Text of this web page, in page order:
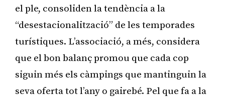
el ple, consoliden la tendència a la
“desestacionalització” de les temporades
turístiques. L’associació, a més, considera
que el bon balanç promou que cada cop
siguin més els càmpings que mantinguin la
seva oferta tot l’any o gairebé. Pel que fa a la